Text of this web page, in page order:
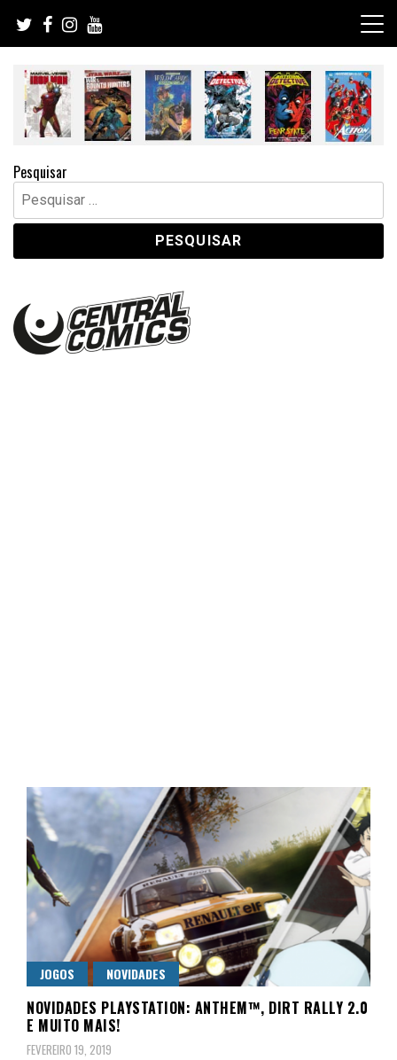
content
Pesquisar
Pesquisar
por:
Central Comics
JOGOS NOVIDADES
NOVIDADES PLAYSTATION: ANTHEM™, DIRT RALLY 2.0
E MUITO MAIS!
FEVEREIRO 19, 2019